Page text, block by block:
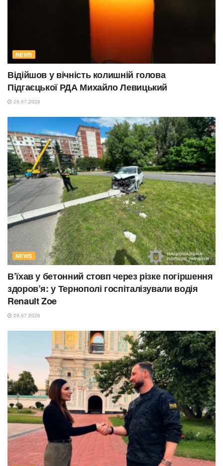
NEWS
Відійшов у вічність колишній голова
Підгаєцької РДА Михайло Левицький
29.07.2026
NEWS
В’їхав у бетонний стовп через різке погіршення
здоров’я: у Тернополі госпіталізували водія
Renault Zoe
29.07.2026